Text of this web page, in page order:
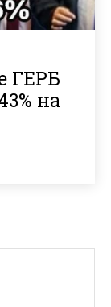
ГЕРБ
на